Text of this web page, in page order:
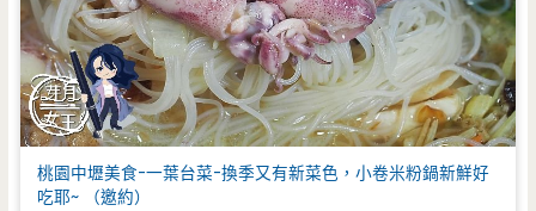
桃園中壢美食-一葉台菜-換季又有新菜色，小卷米粉鍋新鮮好
吃耶~ （邀約）